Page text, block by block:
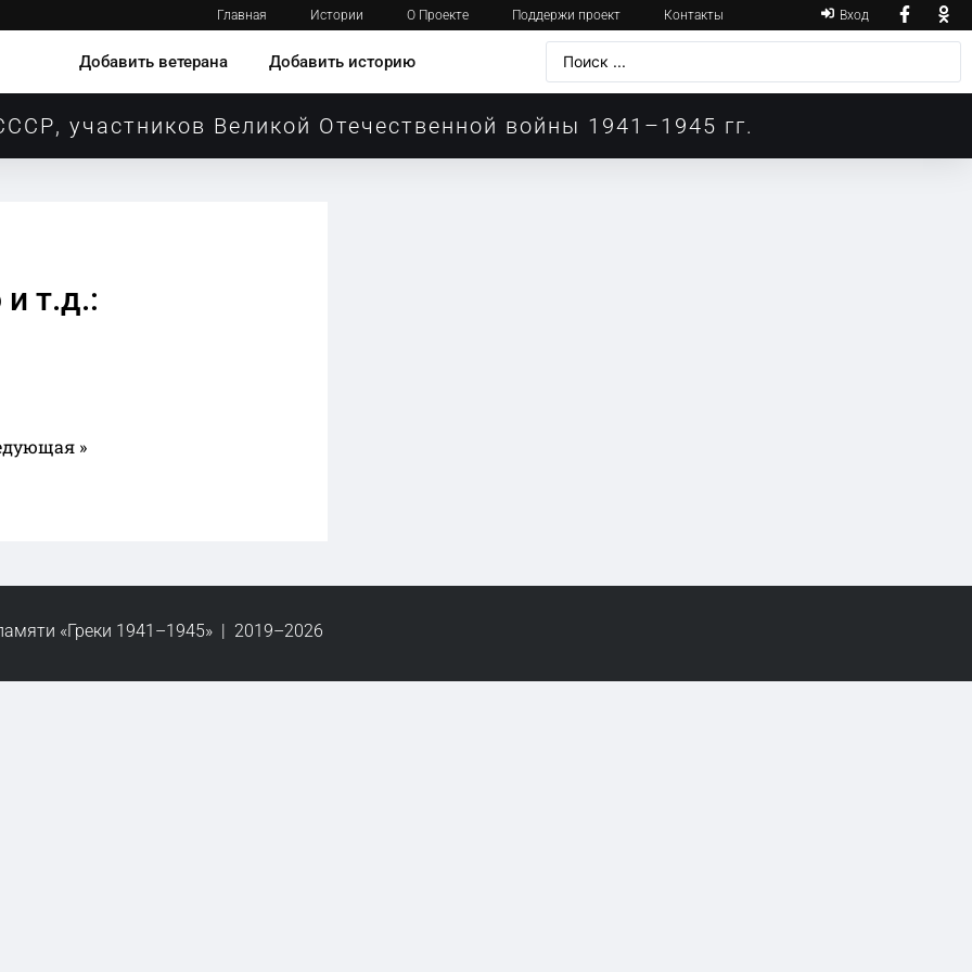
Главная Истории О Проекте Поддержи проект Контакты Вход
Добавить ветерана Добавить историю
участников Великой Отечественной войны 1941–1945 гг.
т.д.:
»
«Греки 1941–1945» | 2019–2026